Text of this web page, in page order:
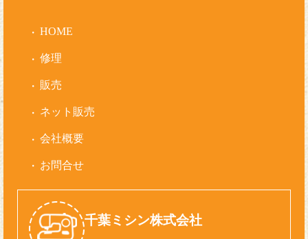
HOME
修理
販売
ネット販売
会社概要
お問合せ
千葉ミシン株式会社